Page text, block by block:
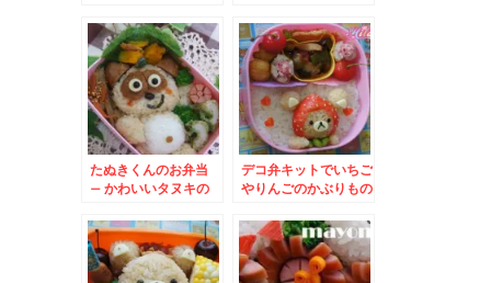
ELMO
たぬきくんのお弁当
– かわいいタヌキの
デコ弁キットでいちご
やりんごのかぶりもの